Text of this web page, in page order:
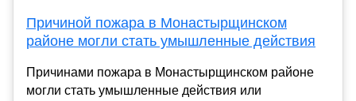
Причиной пожара в Монастырщинском
районе могли стать умышленные действия
Причинами пожара в Монастырщинском районе
могли стать умышленные действия или